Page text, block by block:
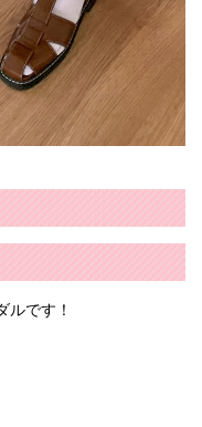
ルです！